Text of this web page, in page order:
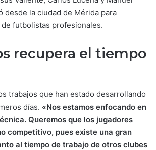
desde la ciudad de Mérida para
futbolistas profesionales.
recupera el tiempo
trabajos que han estado desarrollando
días. «Nos estamos enfocando en
Queremos que los jugadores
competitivo, pues existe una gran
al tiempo de trabajo de otros clubes